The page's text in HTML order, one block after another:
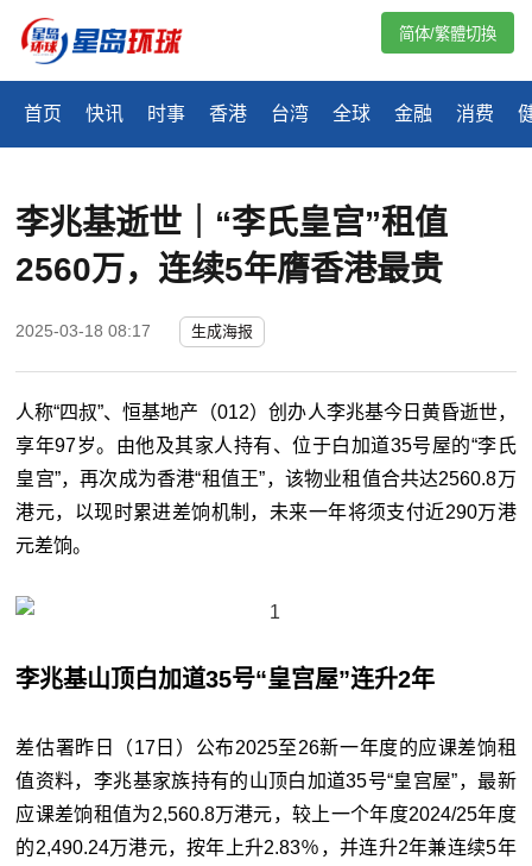
首页 快讯 时事 香港 台湾 全球 金融 消费
简体/繁體切換
李兆基逝世｜“李氏皇宫”租值
2560万，连续5年膺香港最贵
2025-03-18 08:17 生成海报
人称“四叔”、恒基地产（012）创办人李兆基今日黄昏逝世‎，
享年97岁。由他及其家人持有、位于白加道35号屋的“李氏
皇宫”，再次成为香港“租值王”，该物业租值合共达2560.8万
港元，以现时累进差饷机制，未来一年将须支付近290万港
元差饷。
李兆基山顶白加道35号“皇宫屋”连升2年
差估署昨日（17日）公布2025至26新一年度的应课差饷租
值资料，李兆基家族持有的山顶白加道35号“皇宫屋”，最新
应课差饷租值为2,560.8万港元，较上一个年度2024/25年度
的2,490.24万港元，按年上升2.83％，并连升2年兼连续5年